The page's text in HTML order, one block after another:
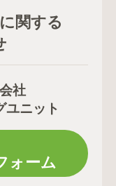
関する
社
ユニット
ォーム